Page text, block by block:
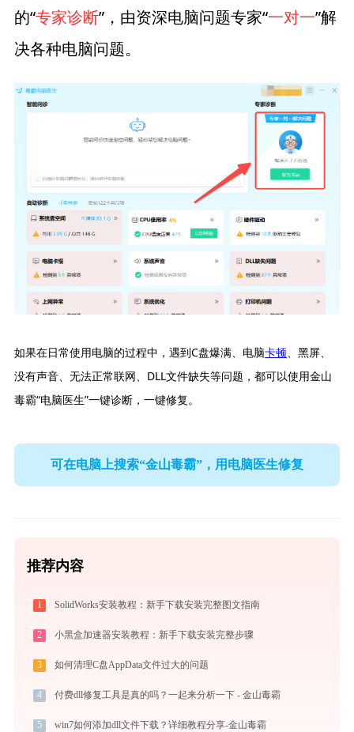
的“专家诊断”，由资深电脑问题专家“一对一”解
决各种电脑问题。
如果在日常使用电脑的过程中，遇到C盘爆满、电脑卡顿、黑屏、
没有声音、无法正常联网、DLL文件缺失等问题，都可以使用金山
毒霸“电脑医生”一键诊断，一键修复。
可在电脑上搜索“金山毒霸”，用电脑医生修复
推荐内容
1 SolidWorks安装教程：新手下载安装完整图文指南
2 小黑盒加速器安装教程：新手下载安装完整步骤
3 如何清理C盘AppData文件过大的问题
4 付费dll修复工具是真的吗？一起来分析一下 - 金山毒霸
5 win7如何添加dll文件下载？详细教程分享-金山毒霸